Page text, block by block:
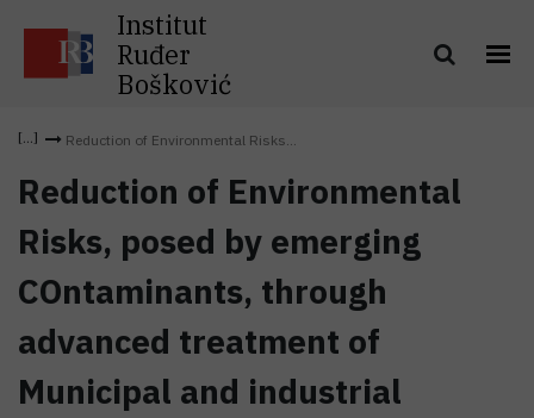
Institut
Ruđer
Bošković
Reduction of Environmental Risks...
Reduction of Environmental
Risks, posed by emerging
COntaminants, through
advanced treatment of
Municipal and industrial